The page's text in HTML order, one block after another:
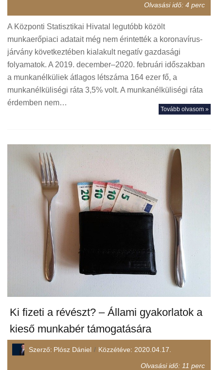
Olvasási idő: 4 perc
A Központi Statisztikai Hivatal legutóbb közölt
munkaerőpiaci adatait még nem érintették a koronavírus-
járvány következtében kialakult negatív gazdasági
folyamatok. A 2019. december–2020. februári időszakban
a munkanélküliek átlagos létszáma 164 ezer fő, a
munkanélküliségi ráta 3,5% volt. A munkanélküliségi ráta
érdemben nem…
Tovább olvasom »
Ki fizeti a révészt? – Állami gyakorlatok a
kieső munkabér támogatására
Szerző: Plósz Dániel Közzétéve: 2020.04.17.
Olvasási idő: 11 perc